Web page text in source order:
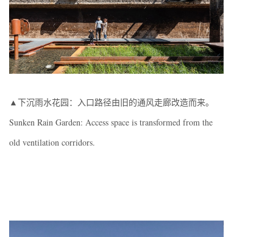
▲下沉雨水花园：入口路径由旧的通风走廊改造而来。
Sunken Rain Garden: Access space is transformed from the
old ventilation corridors.